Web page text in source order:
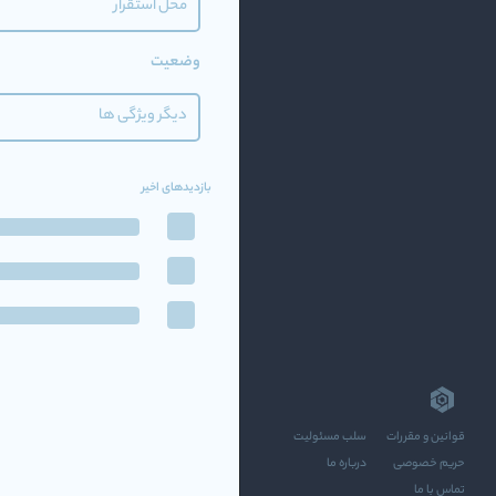
قوانین و مقررات
سلب مسئولیت
حریم خصوصی
درباره ما
تماس با ما
محل استقرار
وضعیت
دیگر ویژگی ها
بازدیدهای اخیر